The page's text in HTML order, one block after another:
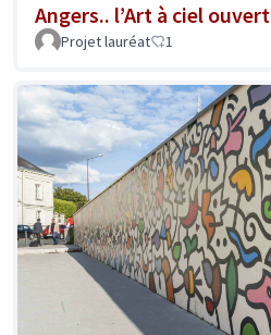
Angers.. l’Art à ciel ouvert
Projet lauréat 1